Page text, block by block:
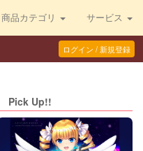
商品カテゴリ サービス
ログイン / 新規登録
Pick Up!!